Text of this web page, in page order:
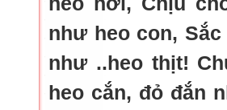
như heo con,
như ..heo thịt!
heo cắn, đỏ đắn